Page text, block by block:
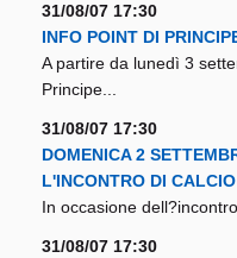
31/08/07 17:30
INFO POINT DI
A partire da lunedì 3
Principe...
31/08/07 17:30
DOMENICA 2
L'INCONTRO DI
In occasione
31/08/07 17:30